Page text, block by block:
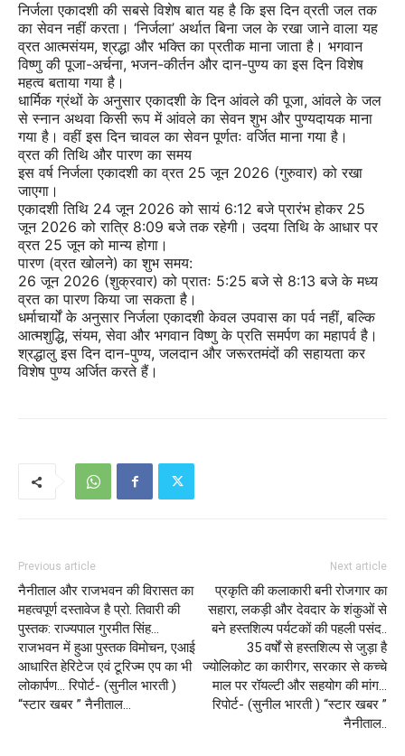
निर्जला एकादशी की सबसे विशेष बात यह है कि इस दिन व्रती जल तक
का सेवन नहीं करता। ‘निर्जला’ अर्थात बिना जल के रखा जाने वाला यह
व्रत आत्मसंयम, श्रद्धा और भक्ति का प्रतीक माना जाता है। भगवान
विष्णु की पूजा-अर्चना, भजन-कीर्तन और दान-पुण्य का इस दिन विशेष
महत्व बताया गया है।
धार्मिक ग्रंथों के अनुसार एकादशी के दिन आंवले की पूजा, आंवले के जल
से स्नान अथवा किसी रूप में आंवले का सेवन शुभ और पुण्यदायक माना
गया है। वहीं इस दिन चावल का सेवन पूर्णतः वर्जित माना गया है।
व्रत की तिथि और पारण का समय
इस वर्ष निर्जला एकादशी का व्रत 25 जून 2026 (गुरुवार) को रखा
जाएगा।
एकादशी तिथि 24 जून 2026 को सायं 6:12 बजे प्रारंभ होकर 25
जून 2026 को रात्रि 8:09 बजे तक रहेगी। उदया तिथि के आधार पर
व्रत 25 जून को मान्य होगा।
पारण (व्रत खोलने) का शुभ समय:
26 जून 2026 (शुक्रवार) को प्रातः 5:25 बजे से 8:13 बजे के मध्य
व्रत का पारण किया जा सकता है।
धर्माचार्यों के अनुसार निर्जला एकादशी केवल उपवास का पर्व नहीं, बल्कि
आत्मशुद्धि, संयम, सेवा और भगवान विष्णु के प्रति समर्पण का महापर्व है।
श्रद्धालु इस दिन दान-पुण्य, जलदान और जरूरतमंदों की सहायता कर
विशेष पुण्य अर्जित करते हैं।
Previous article
नैनीताल और राजभवन की विरासत का
महत्वपूर्ण दस्तावेज है प्रो. तिवारी की
पुस्तक: राज्यपाल गुरमीत सिंह…
राजभवन में हुआ पुस्तक विमोचन, एआई
आधारित हेरिटेज एवं टूरिज्म एप का भी
लोकार्पण… रिपोर्ट- (सुनील भारती )
“स्टार खबर ” नैनीताल…
Next article
प्रकृति की कलाकारी बनी रोजगार का
सहारा, लकड़ी और देवदार के शंकुओं से
बने हस्तशिल्प पर्यटकों की पहली पसंद..
35 वर्षों से हस्तशिल्प से जुड़ा है
ज्योलिकोट का कारीगर, सरकार से कच्चे
माल पर रॉयल्टी और सहयोग की मांग…
रिपोर्ट- (सुनील भारती ) “स्टार खबर ”
नैनीताल..